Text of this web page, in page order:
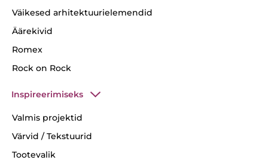
Väikesed arhitektuurielemendid
Äärekivid
Romex
Rock on Rock
Inspireerimiseks
Valmis projektid
Värvid / Tekstuurid
Tootevalik